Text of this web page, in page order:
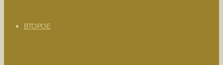
ВТОРОЕ